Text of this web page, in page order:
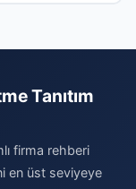
Tanıtım
firma rehberi
en üst seviyeye